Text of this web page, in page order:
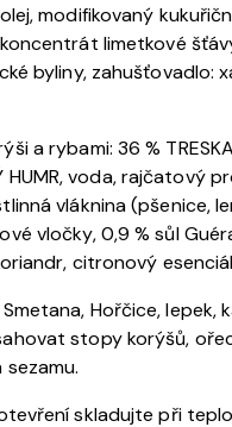
modifikovaný
limetkové
byliny, zahušťovadlo:
a rybami: 36 %
HUMR, voda, rajčatový
vláknina (pšenice,
vločky, 0,9 % sůl
citronový
Smetana, Hořčice, lepek,
stopy korýšů,
sezamu.
skladujte při